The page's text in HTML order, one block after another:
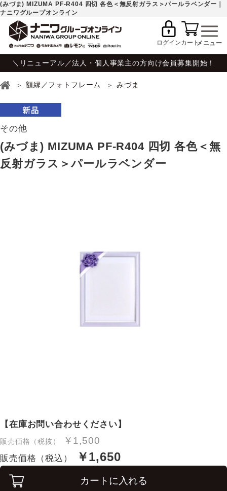
(みづま) MIZUMA PF-R404 四切 各色＜無反射ガラス＞パールラベンダー｜
ナニワグループオンライン
ログインカート
＼リニューアル／法人・個人事業主の方向け会員募集開始！
額縁／フォトフレーム みづま
その他
(みづま) MIZUMA PF-R404 四切 各色＜無
反射ガラス＞パールラベンダー
【在庫お問い合わせください】
販売価格（税抜） ￥1,500
販売価格（税込） ￥1,650
カートに入れる